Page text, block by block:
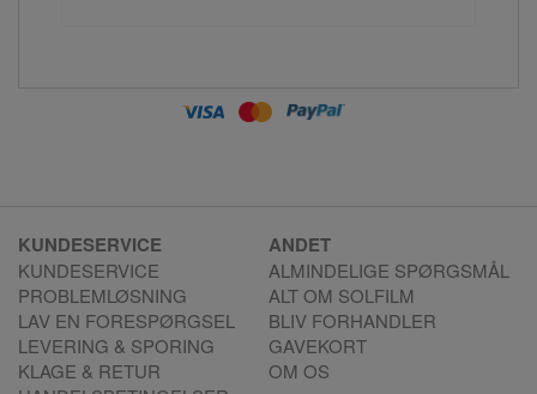
KUNDESERVICE
KUNDESERVICE
PROBLEMLØSNING
LAV EN FORESPØRGSEL
LEVERING & SPORING
KLAGE & RETUR
ANDET
ALMINDELIGE SPØRGSMÅL
ALT OM SOLFILM
BLIV FORHANDLER
GAVEKORT
OM OS